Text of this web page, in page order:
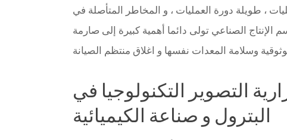
، طويلة دورة العمليات ، و المخاطر المتأصلة في
الإنتاج الصناعي تولى دائما أهمية كبيرة إلى صارمة
التصوير التكنولوجيا في
البترول و صناعة الكيميائية